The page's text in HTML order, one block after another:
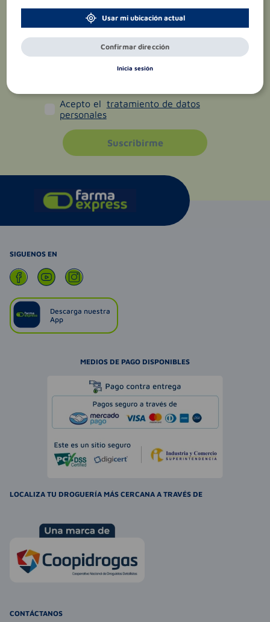
Acepto el tratamiento de datos
personales
Suscribirme
SIGUENOS EN
Descarga nuestra
App
MEDIOS DE PAGO DISPONIBLES
LOCALIZA TU DROGUERÍA MÁS CERCANA A TRAVÉS DE
CONTÁCTANOS
Usar mi ubicación actual
Confirmar dirección
Inicia sesión